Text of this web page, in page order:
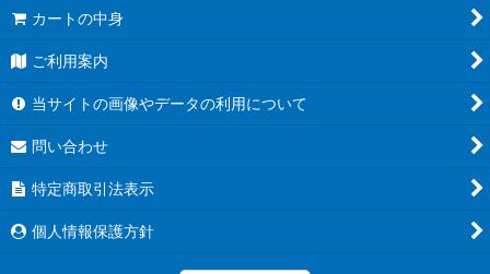
カートの中身
ご利用案内
当サイトの画像やデータの利用について
問い合わせ
特定商取引法表示
個人情報保護方針